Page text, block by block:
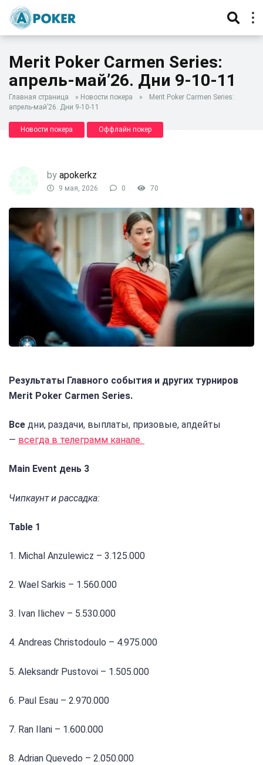
Merit Poker Carmen Series:
апрель-май’26. Дни 9-10-11
Главная страница » Новости покера »
Merit Poker Carmen Series:
апрель-май’26. Дни 9-10-11
Новости покера Оффлайн покер
by apokerkz
9 мая, 2026 0 70
Результаты Главного события и других турниров
Merit Poker Carmen Series.
Все дни, раздачи, выплаты, призовые, апдейты
— всегда в телеграмм канале.
Main Event день 3
Чипкаунт и рассадка:
Table 1
1. Michal Anzulewicz – 3.125.000
2. Wael Sarkis – 1.560.000
3. Ivan Ilichev – 5.530.000
4. Andreas Christodoulo – 4.975.000
5. Aleksandr Pustovoi – 1.505.000
6. Paul Esau – 2.970.000
7. Ran Ilani – 1.600.000
8. Adrian Quevedo – 2.050.000